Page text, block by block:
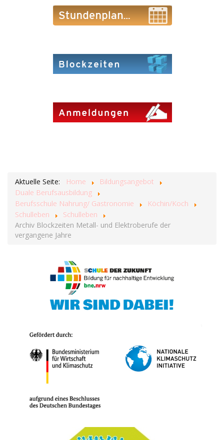
Aktuelle Seite: Home
Bildungsangebot
Duale Berufsausbildung
Berufsschule Nahrung/ Gastronomie
Köchin/Koch
Schulleben
Schulleben
Archiv Blockzeiten Metall- und Elektroberufe der
vergangene Jahre